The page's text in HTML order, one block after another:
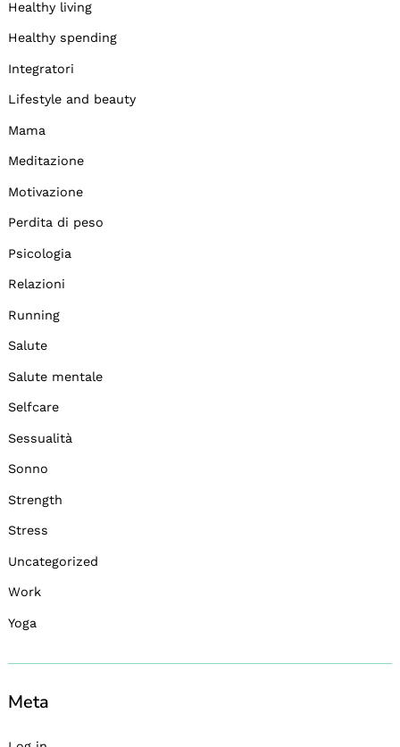
Healthy living
Healthy spending
Integratori
Lifestyle and beauty
Mama
Meditazione
Motivazione
Perdita di peso
Psicologia
Relazioni
Running
Salute
Salute mentale
Selfcare
Sessualità
Sonno
Strength
Stress
Uncategorized
Work
Yoga
Meta